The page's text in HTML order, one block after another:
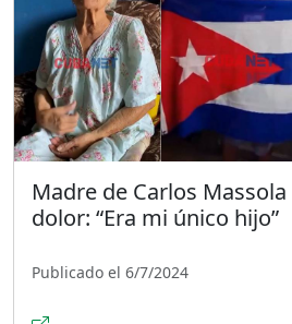
Madre de Carlos
dolor: “Era mi único hijo”
Publicado el 6/7/2024